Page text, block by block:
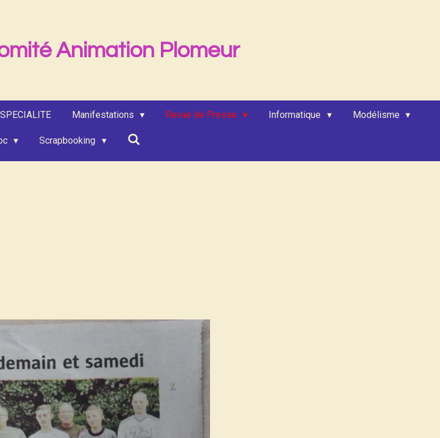
Animation Plomeur
Manifestations Revue de Presse Informatique Modélisme
Scrapbooking